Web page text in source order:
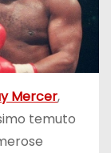
Mercer,
temuto